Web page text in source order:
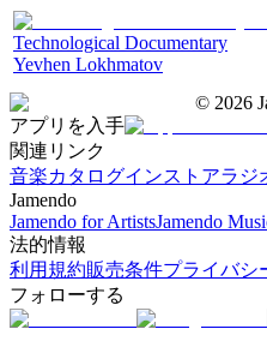
Technological Documentary
Yevhen Lokhmatov
© 2026
アプリを入手
関連リンク
音楽カタログインストアラジ
Jamendo
Jamendo for ArtistsJamendo
法的情報
利用規約販売条件プライバシ
フォローする